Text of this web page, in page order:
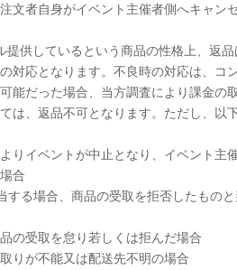
文者自身がイベント主催者側へキャン
供しているという商品の性格上、返品
対応となります。不良時の対応は、コ
能だった場合、当方調査により課金の
は、返品不可となります。ただし、以
りイベントが中止となり、イベント主
合
る場合、商品の受取を拒否したものと
の受取を怠り若しくは拒んだ場合
りが不能又は配送先不明の場合